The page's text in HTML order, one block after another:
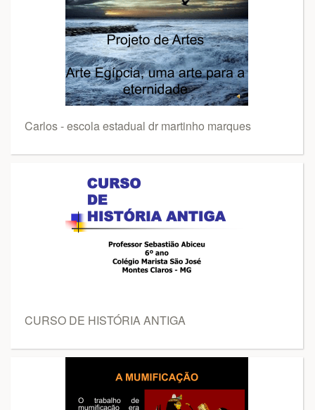
Carlos - escola estadual dr martinho marques
CURSO DE HISTÓRIA ANTIGA